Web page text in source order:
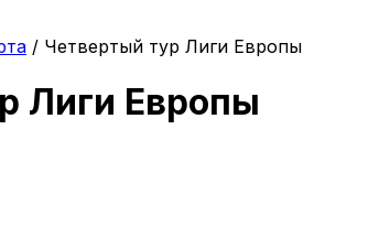
/ Четвертый тур Лиги Европы
Лиги Европы